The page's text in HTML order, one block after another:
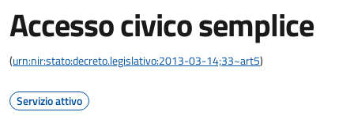
Accesso civico semplice
(urn:nir:stato:decreto.legislativo:2013-03-14;33~art5)
Servizio attivo